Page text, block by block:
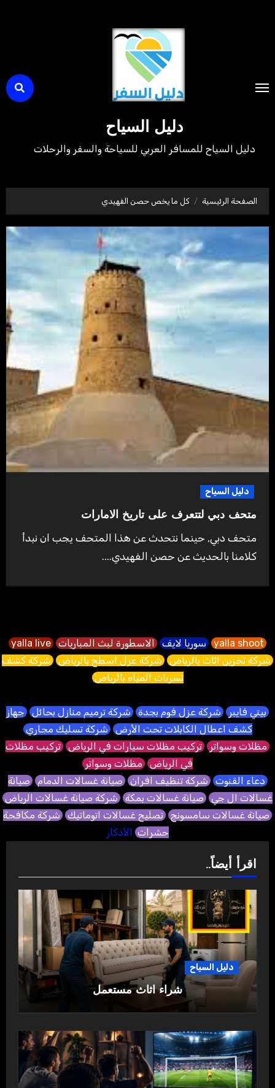
دليل السياح
دليل السياح للمسافر العربي للسياحة والسفر والرحلات
الصفحة الرئيسية كل ما يخص حصن الفهيدي
دليل السياح
متحف دبي لتتعرف على تاريخ الامارات
متحف دبي, حينما نتحدث عن هذا المتحف يجب ان نبدأ
كلامنا بالحديث عن حصن الفهيدي....
yalla shoot سوريا لايف الاسطورة لبث المباريات yalla live
شركة تخزين اثاث بالرياض شركة عزل اسطح بالرياض شركة كشف
تسربات المياه بالرياض
بيتي فايبر شركة عزل فوم بجدة شركة ترميم منازل بحائل جهاز
كشف اعطال الكابلات تحت الأرض شركة تسليك مجاري
مظلات وسواتر تركيب مظلات سيارات في الرياض تركيب مظلات
في الرياض مظلات وسواتر
دعاء القنوت شركة تنظيف افران صيانة غسالات الدمام صيانة
غسالات ال جي صيانة غسالات بمكة شركة صيانة غسالات الرياض
صيانة غسالات سامسونج تصليح غسالات اتوماتيك شركة مكافحة
حشرات الأذكار
اقرأ أيضاً..
دليل السياح
شراء اثاث مستعمل